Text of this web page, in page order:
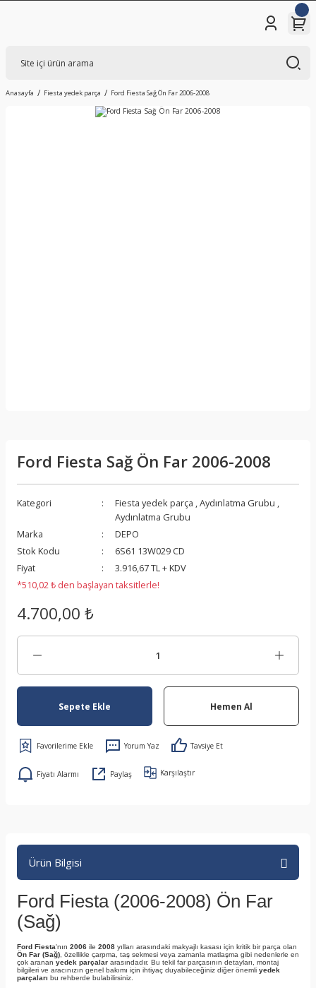
Anasayfa Fiesta yedek parça Ford Fiesta Sağ Ön Far 2006-2008
Ford Fiesta Sağ Ön Far 2006-2008
Kategori Fiesta yedek parça ,Aydınlatma Grubu ,
Aydınlatma Grubu
Marka
DEPO
Stok Kodu
6S61 13W029 CD
Fiyat
3.916,67 TL + KDV
*510,02 ₺ den başlayan taksitlerle!
4.700,00 ₺
Sepete Ekle Hemen Al
Yorum Yaz Tavsiye Et
Fiyatı Alarmı Paylaş Karşılaştır
Ürün Bilgisi
Ford Fiesta (2006-2008) Ön Far
(Sağ)
Ford Fiesta'nın 2006 ile 2008 yılları arasındaki makyajlı kasası için kritik bir parça olan
Ön Far (Sağ) , özellikle çarpma, taş sekmesi veya zamanla matlaşma gibi nedenlerle en
çok aranan yedek parçalar arasındadır. Bu tekil far parçasının detayları, montaj
bilgileri ve aracınızın genel bakımı için ihtiyaç duyabileceğiniz diğer önemli yedek
parçaları bu rehberde bulabilirsiniz.